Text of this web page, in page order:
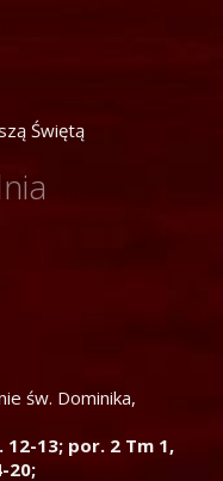
Świętą
św. Dominika,
12-13; por. 2 Tm 1,
20;